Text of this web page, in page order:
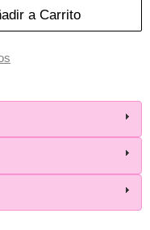
a Carrito